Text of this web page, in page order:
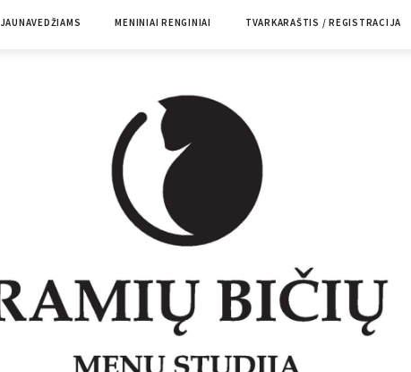
JAUNAVEDŽIAMS MENINIAI RENGINIAI TVARKARAŠTIS / REGISTRACIJA